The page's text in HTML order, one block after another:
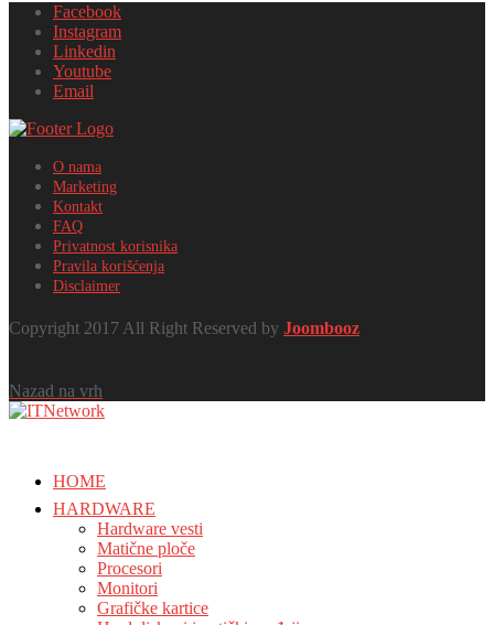
Facebook
Instagram
Linkedin
Youtube
Email
O nama
Marketing
Kontakt
FAQ
Privatnost korisnika
Pravila korišćenja
Disclaimer
Copyright 2017 All Right Reserved by Joombooz
Nazad na vrh
HOME
HARDWARE
Hardware vesti
Matične ploče
Procesori
Monitori
Grafičke kartice